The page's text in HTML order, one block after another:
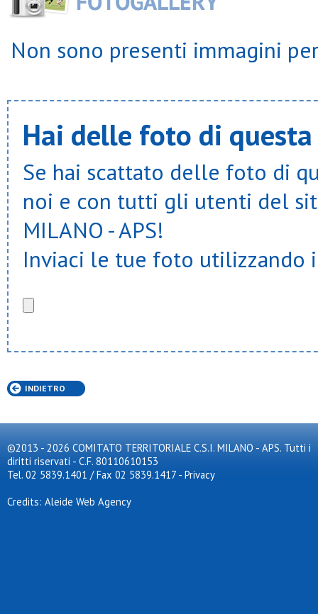
Non sono presenti immagini
Hai delle foto di
Se hai scattato delle foto di
noi e con tutti gli utenti del sito
MILANO - APS!
Inviaci le tue foto utilizzando
INDIETRO
©2013 - 2026 COMITATO TERRITORIALE C.S.I. MILANO - APS. Tutti i
diritti riservati - C.F. 80110610153
Tel. 02 5839.1401 / Fax 02 5839.1417 - Privacy
Credits: Aleide Web Agency